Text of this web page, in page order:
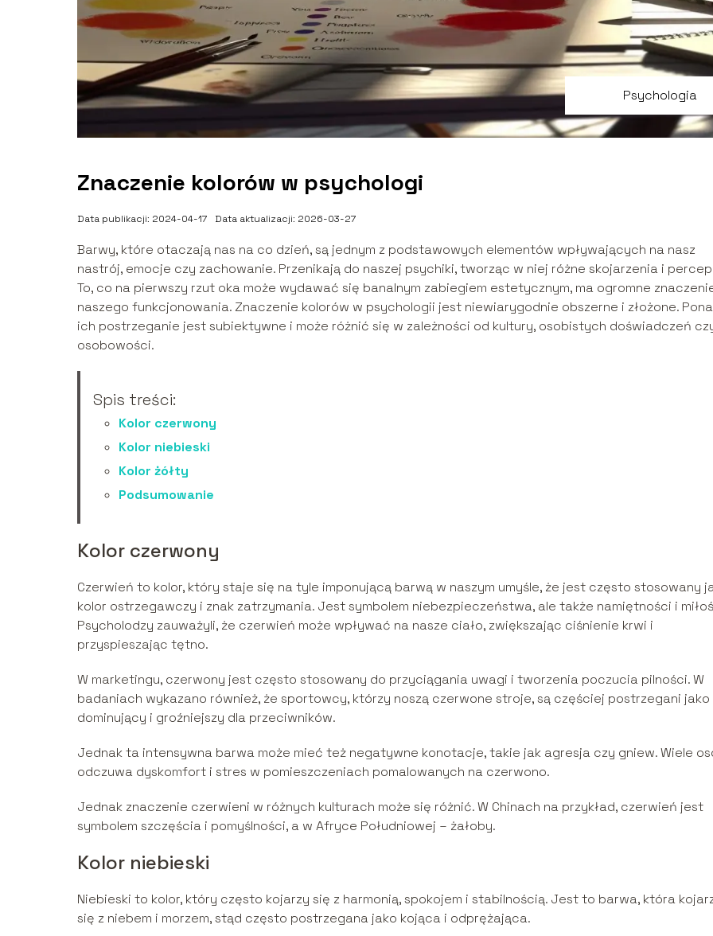
Psychologia
Znaczenie kolorów w psychologi
Data publikacji: 2024-04-17 Data aktualizacji: 2026-03-27
Barwy, które otaczają nas na co dzień, są jednym z podstawowych elementów wpływających na nasz
nastrój, emocje czy zachowanie. Przenikają do naszej psychiki, tworząc w niej różne skojarzenia i
To, co na pierwszy rzut oka może wydawać się banalnym zabiegiem estetycznym, ma ogromne
naszego funkcjonowania. Znaczenie kolorów w psychologii jest niewiarygodnie obszerne i złożone.
ich postrzeganie jest subiektywne i może różnić się w zależności od kultury, osobistych doświadczeń
osobowości.
Spis treści:
Kolor czerwony
Kolor niebieski
Kolor żółty
Podsumowanie
Kolor czerwony
Czerwień to kolor, który staje się na tyle imponującą barwą w naszym umyśle, że jest często stosowany
kolor ostrzegawczy i znak zatrzymania. Jest symbolem niebezpieczeństwa, ale także namiętności i
Psycholodzy zauważyli, że czerwień może wpływać na nasze ciało, zwiększając ciśnienie krwi i
przyspieszając tętno.
W marketingu, czerwony jest często stosowany do przyciągania uwagi i tworzenia poczucia pilności. W
badaniach wykazano również, że sportowcy, którzy noszą czerwone stroje, są częściej postrzegani jako
dominujący i groźniejszy dla przeciwników.
Jednak ta intensywna barwa może mieć też negatywne konotacje, takie jak agresja czy gniew. Wiele
odczuwa dyskomfort i stres w pomieszczeniach pomalowanych na czerwono.
Jednak znaczenie czerwieni w różnych kulturach może się różnić. W Chinach na przykład, czerwień jest
symbolem szczęścia i pomyślności, a w Afryce Południowej – żałoby.
Kolor niebieski
Niebieski to kolor, który często kojarzy się z harmonią, spokojem i stabilnością. Jest to barwa, która
się z niebem i morzem, stąd często postrzegana jako kojąca i odprężająca.